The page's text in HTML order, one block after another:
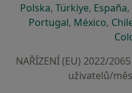
Polskase otevře v nové
, Türkiyese
, España,
Portugalse otevře v
, Méxicose
,
NAŘÍZENÍ (EU) 2022/
uživatelů/